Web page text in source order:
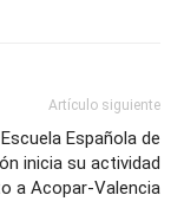
Artículo siguiente
Española de
inicia su actividad
a Acopar-Valencia